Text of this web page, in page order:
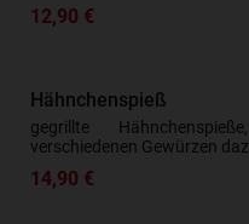
12,90 €
Hähnchenspieß
gegrillte
verschiedenen Gewürzen
14,90 €
Mit Absenden
akzeptiere ich die